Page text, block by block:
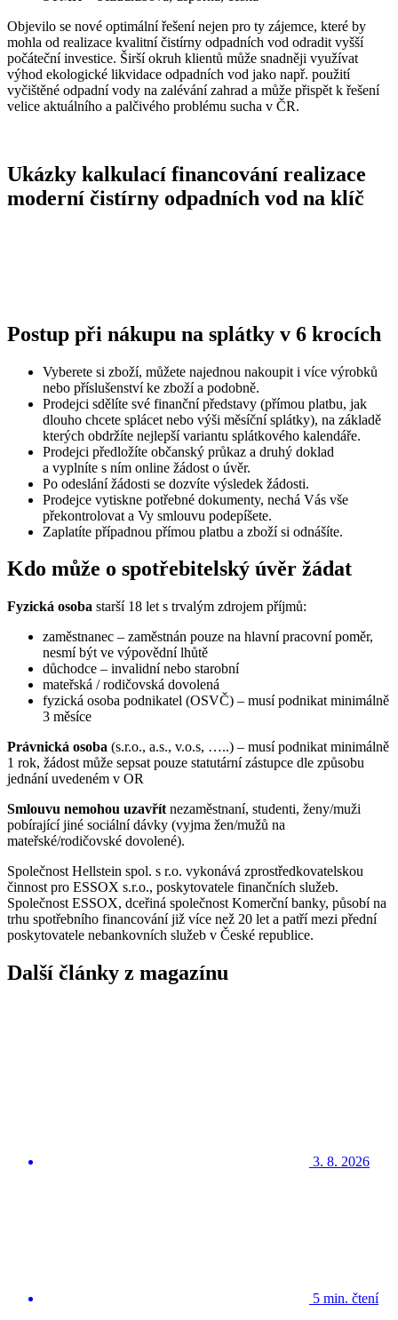
Objevilo se nové optimální řešení nejen pro ty zájemce, které by
mohla od realizace kvalitní čistírny odpadních vod odradit vyšší
počáteční investice. Širší okruh klientů může snadněji využívat
výhod ekologické likvidace odpadních vod jako např. použití
vyčištěné odpadní vody na zalévání zahrad a může přispět k řešení
velice aktuálního a palčivého problému sucha v ČR.
Ukázky kalkulací financování realizace
moderní čistírny odpadních vod na klíč
Postup při nákupu na splátky v 6 krocích
Vyberete si zboží, můžete najednou nakoupit i více výrobků
nebo příslušenství ke zboží a podobně.
Prodejci sdělíte své finanční představy (přímou platbu, jak
dlouho chcete splácet nebo výši měsíční splátky), na základě
kterých obdržíte nejlepší variantu splátkového kalendáře.
Prodejci předložíte občanský průkaz a druhý doklad
a vyplníte s ním online žádost o úvěr.
Po odeslání žádosti se dozvíte výsledek žádosti.
Prodejce vytiskne potřebné dokumenty, nechá Vás vše
překontrolovat a Vy smlouvu podepíšete.
Zaplatíte případnou přímou platbu a zboží si odnášíte.
Kdo může o spotřebitelský úvěr žádat
Fyzická osoba starší 18 let s trvalým zdrojem příjmů:
zaměstnanec – zaměstnán pouze na hlavní pracovní poměr,
nesmí být ve výpovědní lhůtě
důchodce – invalidní nebo starobní
mateřská / rodičovská dovolená
fyzická osoba podnikatel (OSVČ) – musí podnikat minimálně
3 měsíce
Právnická osoba (s.r.o., a.s., v.o.s, …..) – musí podnikat minimálně
1 rok, žádost může sepsat pouze statutární zástupce dle způsobu
jednání uvedeném v OR
Smlouvu nemohou uzavřít nezaměstnaní, studenti, ženy/muži
pobírající jiné sociální dávky (vyjma žen/mužů na
mateřské/rodičovské dovolené).
Společnost Hellstein spol. s r.o. vykonává zprostředkovatelskou
činnost pro ESSOX s.r.o., poskytovatele finančních služeb.
Společnost ESSOX, dceřiná společnost Komerční banky, působí na
trhu spotřebního financování již více než 20 let a patří mezi přední
poskytovatele nebankovních služeb v České republice.
Další články z magazínu
3. 8. 2026
5 min. čtení